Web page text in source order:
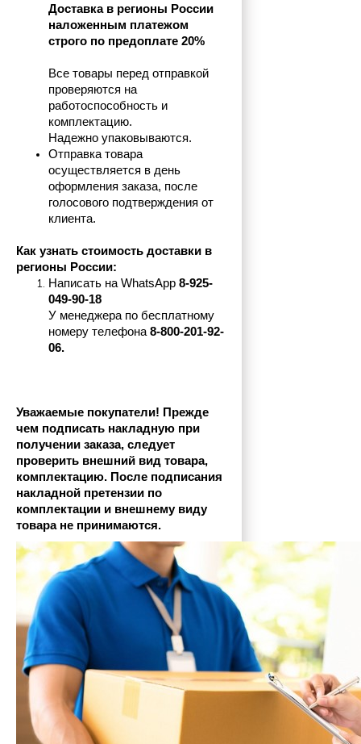
Доставка в регионы России
наложенным платежом
строго по предоплате 20%
Все товары перед отправкой
проверяются на
работоспособность и
комплектацию.
Надежно упаковываются.
Отправка товара
осуществляется в день
оформления заказа, после
голосового подтверждения от
клиента.
Как узнать стоимость доставки в
регионы России:
Написать на WhatsApp 8-925-
049-90-18
У менеджера по бесплатному
номеру телефона 8-800-201-92-
06.
Уважаемые покупатели! Прежде
чем подписать накладную при
получении заказа, следует
проверить внешний вид товара,
комплектацию. После подписания
накладной претензии по
комплектации и внешнему виду
товара не принимаются.